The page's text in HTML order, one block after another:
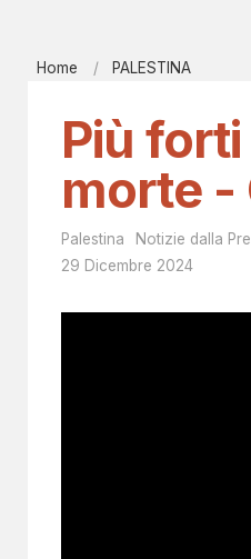
Home PALESTINA
Più
morte -
Palestina
Notizie dalla
29 Dicembre 2024